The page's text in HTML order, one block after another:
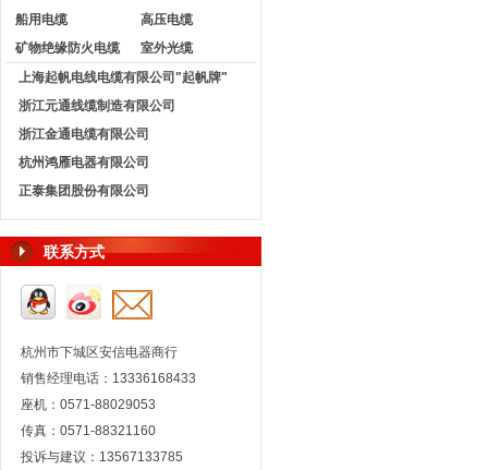
船用电缆
高压电缆
矿物绝缘防火电缆
室外光缆
上海起帆电线电缆有限公司"起帆牌"
浙江元通线缆制造有限公司
浙江金通电缆有限公司
杭州鸿雁电器有限公司
正泰集团股份有限公司
联系方式
杭州市下城区安信电器商行
销售经理电话：13336168433
座机：0571-88029053
传真：0571-88321160
投诉与建议：13567133785